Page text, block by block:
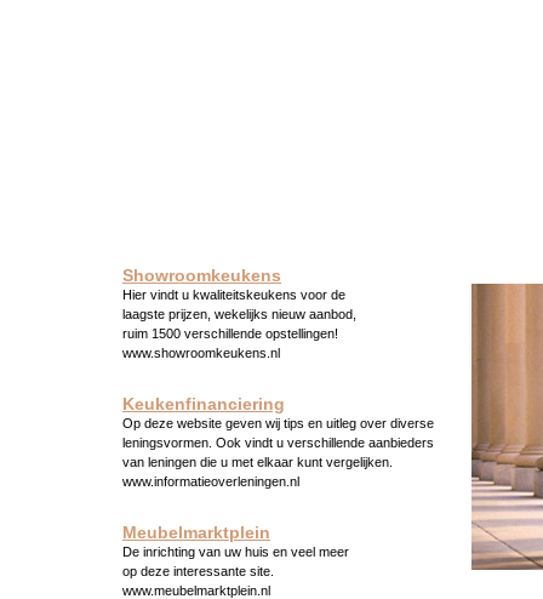
Showroomkeukens
Hier vindt u kwaliteitskeukens voor de
laagste prijzen, wekelijks nieuw aanbod,
ruim 1500 verschillende opstellingen!
www.showroomkeukens.nl
Keukenfinanciering
Op deze website geven wij tips en uitleg over diverse
leningsvormen. Ook vindt u verschillende aanbieders
van leningen die u met elkaar kunt vergelijken.
www.informatieoverleningen.nl
Meubelmarktplein
De inrichting van uw huis en veel meer
op deze interessante site.
www.meubelmarktplein.nl